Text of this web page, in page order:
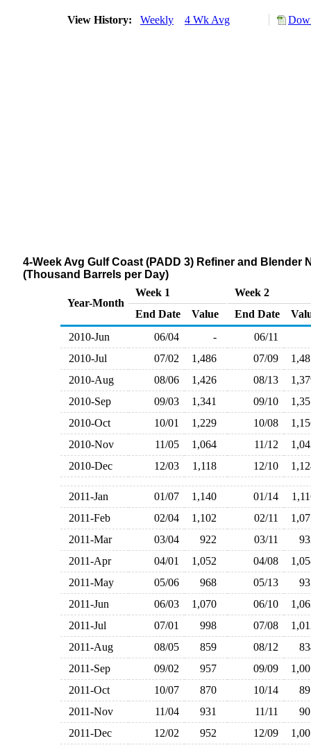
View History: Weekly 4 Wk Avg
4-Week Avg Gulf Coast (PADD 3) Refiner and
(Thousand Barrels per Day)
Year-Month
Week 1
Week 2
End Date
Value End Date
2010-Jun
06/04 -
06/11
2010-Jul
07/02 1,486 07/09
2010-Aug
08/06 1,426 08/13
2010-Sep
09/03 1,341 09/10
2010-Oct
10/01 1,229 10/08
2010-Nov
11/05 1,064 11/12
2010-Dec
12/03 1,118 12/10
2011-Jan 01/07 1,140 01/14
2011-Feb
02/04 1,102 02/11
2011-Mar
03/04 922 03/11
2011-Apr
04/01 1,052 04/08
2011-May
05/06 968 05/13
2011-Jun
06/03 1,070 06/10
2011-Jul
07/01 998 07/08
2011-Aug
08/05 859 08/12
2011-Sep
09/02 957 09/09
2011-Oct
10/07 870 10/14
2011-Nov
11/04 931 11/11
2011-Dec
12/02 952 12/09